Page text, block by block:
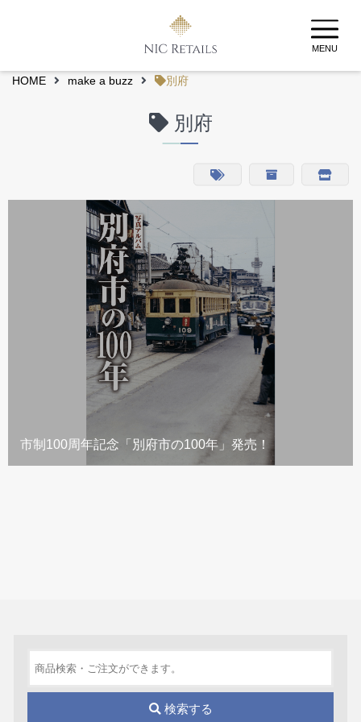
MENU
HOME make a buzz 別府
別府
市制100周年記念「別府市の100年」発売！
検索する